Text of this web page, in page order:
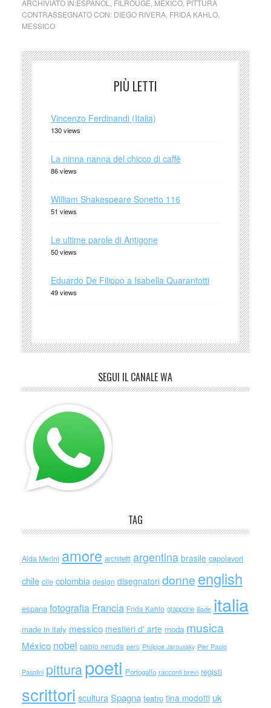
ARCHIVIATO IN:ESPAÑOL FILROUGE MEXICO, PITTURA
CONTRASSEGNATO CON: DIEGO RIVERA, FRIDA KAHLO,
MESSICO
PIÙ LETTI
Vincenzo Ferdinandi (Italia)
130 views
La ninna nanna del chicco di caffè
86 views
William Shakespeare Sonetto 116
51 views
Le ultime parole di Antigone
50 views
Eduardo De Filippo a Isabella Quarantotti
49 views
SEGUI IL CANALE WA
TAG
Alda Merini amore architetti argentina brasile capolavori
chile cile colombia design disegnatori donne english
espana fotografia Francia Frida Kahlo giappone iliade italia
made in italy messico mestieri d' arte moda musica
México nobel pablo neruda perù Philippe Jaroussky Pier Paolo
Pasolini pitturapoeti Portogallo racconti brevi registi
scrittori sculturaSpagna teatro tina modotti uk